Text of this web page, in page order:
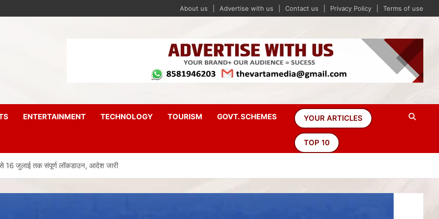
About us Advertise with us Contact us Privacy Policy Terms of use
ENTERTAINMENT TECHNOLOGY TOURISM GOVT. SCHEMES YOUR ARTICLES
TOP 10
जुलाई तक संपूर्ण लॉकडाउन, आदेश जारी